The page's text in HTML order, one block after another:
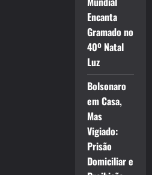
Encanta
Gramado no
40º Natal
Luz
Bolsonaro
em Casa,
Mas
Vigiado:
Prisão
Domiciliar e